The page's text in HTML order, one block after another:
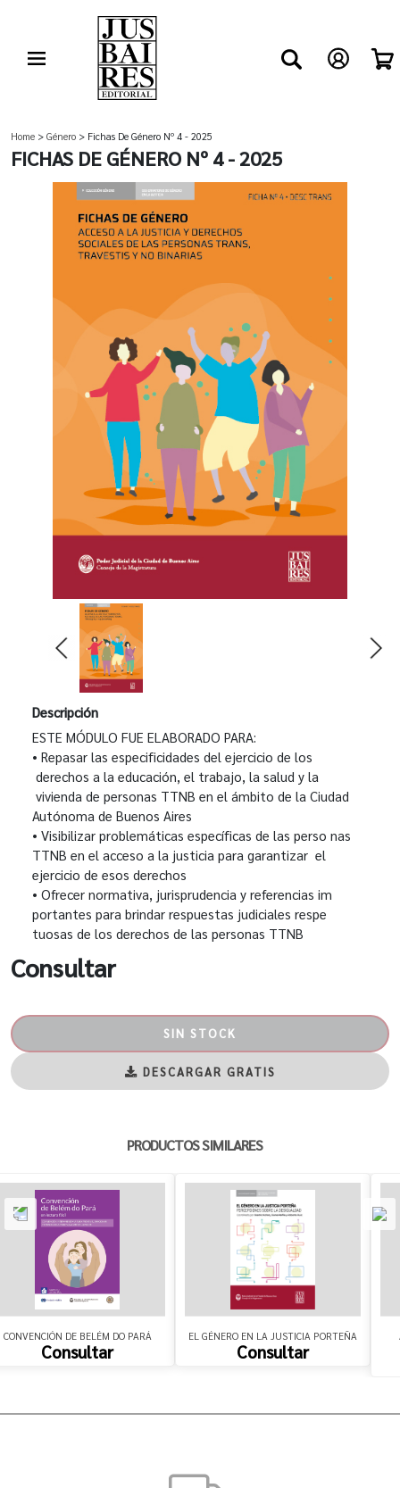
Home > Género > Fichas De Género Nº 4 - 2025
FICHAS DE GÉNERO Nº 4 - 2025
Descripción
ESTE MÓDULO FUE ELABORADO PARA:
• Repasar las especificidades del ejercicio de los
derechos a la educación, el trabajo, la salud y la
vivienda de personas TTNB en el ámbito de la Ciudad
Autónoma de Buenos Aires
• Visibilizar problemáticas específicas de las perso nas
TTNB en el acceso a la justicia para garantizar el
ejercicio de esos derechos
• Ofrecer normativa, jurisprudencia y referencias im
portantes para brindar respuestas judiciales respe
tuosas de los derechos de las personas TTNB
Consultar
SIN STOCK
DESCARGAR GRATIS
PRODUCTOS SIMILARES
CONVENCIÓN DE BELÉM DO PARÁ
Consultar
EL GÉNERO EN LA JUSTICIA PORTEÑA
Consultar